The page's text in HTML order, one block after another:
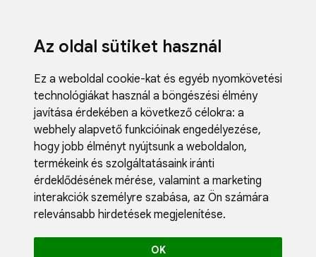
Az oldal sütiket használ
Ez a weboldal cookie-kat és egyéb nyomkövetési
technológiákat használ a böngészési élmény
javítása érdekében a következő célokra: a
webhely alapvető funkcióinak engedélyezése,
hogy jobb élményt nyújtsunk a weboldalon,
termékeink és szolgáltatásaink iránti
érdeklődésének mérése, valamint a marketing
interakciók személyre szabása, az Ön számára
relevánsabb hirdetések megjelenítése.
OK
Blog